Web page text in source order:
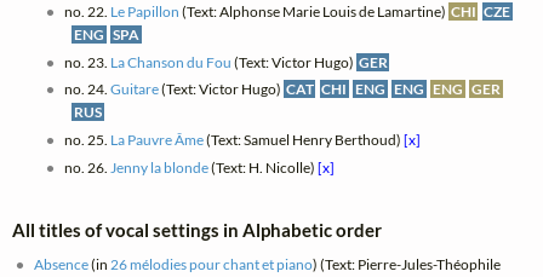
no. 22. Le Papillon (Text: Alphonse Marie Louis de Lamartine) CHI CZE
ENG SPA
no. 23. La Chanson du Fou (Text: Victor Hugo) GER
no. 24. Guitare(Text: Victor Hugo) CAT CHI ENG ENG ENG GER
RUS
no. 25. La Pauvre Âme(Text: Samuel Henry Berthoud) [x]
no. 26. Jenny la blonde(Text: H. Nicolle) [x]
All titles of vocal settings in Alphabetic order
Absence(in26 mélodies pour chant et piano) (Text: Pierre-Jules-Théophile